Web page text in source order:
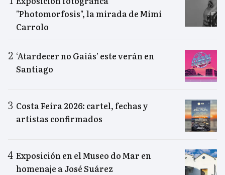
"Photomorfosis", la mirada de Mimi
Carrolo
‘Atardecer no Gaiás’ este verán en
Santiago
Costa Feira 2026: cartel, fechas y
artistas confirmados
Exposición en el Museo do Mar en
homenaje a José Suárez